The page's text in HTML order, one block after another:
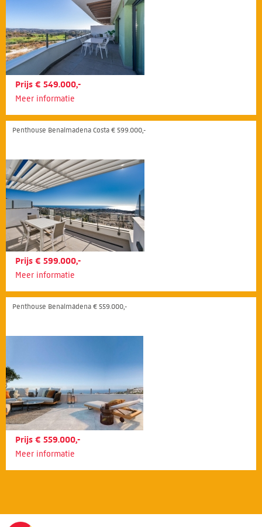
Prijs € 549.000,-
Meer informatie
Penthouse Benalmadena Costa € 599.000,-
Prijs € 599.000,-
Meer informatie
Penthouse Benalmádena € 559.000,-
Prijs € 559.000,-
Meer informatie